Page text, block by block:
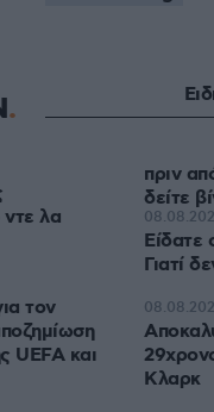
λα
τον
UEFA και
πριν
δείτε
Είδατε
Γιατί
Κλαρκ